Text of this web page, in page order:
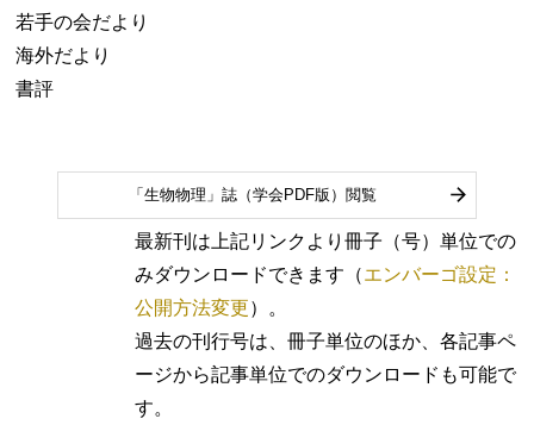
若手の会だより
海外だより
書評
「生物物理」誌（学会PDF版）閲覧
最新刊は上記リンクより冊子（号）単位での
みダウンロードできます（エンバーゴ設定：
公開方法変更）。
過去の刊行号は、冊子単位のほか、各記事ペ
ージから記事単位でのダウンロードも可能で
す。